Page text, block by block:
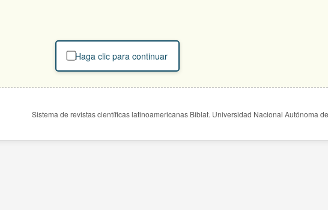
Haga clic para continuar
Sistema de revistas científicas latinoamericanas Biblat. Universidad Nacional Autónoma